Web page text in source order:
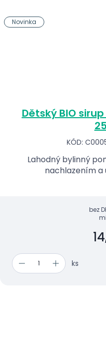
Dětský BIO
KÓD:
Lahodný bylinný
nachlazením a
bez
ks
Novinka